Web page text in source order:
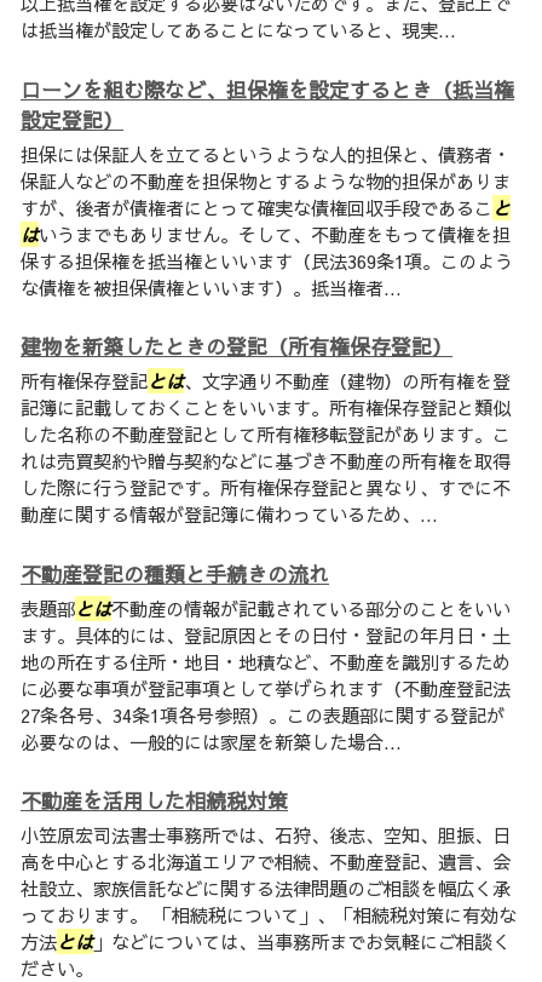
は抵当権が設定してあることになっていると、現実...
ローンを組む際など、担保権を設定するとき（抵当権
設定登記）
担保には保証人を立てるというような人的担保と、債務者・
保証人などの不動産を担保物とするような物的担保がありま
すが、後者が債権者にとって確実な債権回収手段であるこ と
はいうまでもありません。そして、不動産をもって債権を担
保する担保権を抵当権といいます（民法369条1項。このよう
な債権を被担保債権といいます）。抵当権者...
建物を新築したときの登記（所有権保存登記）
所有権保存登記とは、文字通り不動産（建物）の所有権を登
記簿に記載しておくことをいいます。所有権保存登記と類似
した名称の不動産登記として所有権移転登記があります。こ
れは売買契約や贈与契約などに基づき不動産の所有権を取得
した際に行う登記です。所有権保存登記と異なり、すでに不
動産に関する情報が登記簿に備わっているため、...
不動産登記の種類と手続きの流れ
表題部とは不動産の情報が記載されている部分のことをいい
ます。具体的には、登記原因とその日付・登記の年月日・土
地の所在する住所・地目・地積など、不動産を識別するため
に必要な事項が登記事項として挙げられます（不動産登記法
27条各号、34条1項各号参照）。この表題部に関する登記が
必要なのは、一般的には家屋を新築した場合...
不動産を活用した相続税対策
小笠原宏司法書士事務所では、石狩、後志、空知、胆振、日
高を中心とする北海道エリアで相続、不動産登記、遺言、会
社設立、家族信託などに関する法律問題のご相談を幅広く承
っております。 「相続税について」、「相続税対策に有効な
方法とは」などについては、当事務所までお気軽にご相談く
ださい。